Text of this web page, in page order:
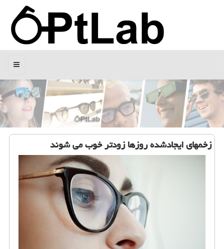
منو
زخمهای ایجادشده روزها زودتر خوب می شوند